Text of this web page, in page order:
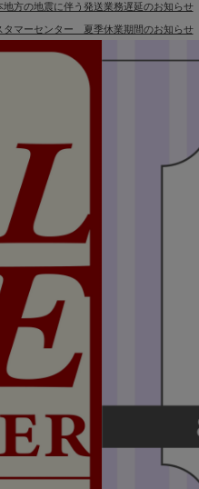
地方の地震に伴う発送業務遅延のお知らせ
タマーセンター 夏季休業期間のお知らせ